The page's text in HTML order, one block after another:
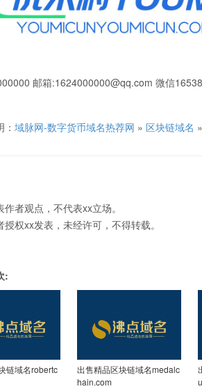
邮箱:1624000000@qq.com 微信
域脉网-数字货币域名热荐网 » 区块链域名 »
者观点，不代表xx立场。
授权xx发表，未经许可，不得转载。
:
链域名robertc
出售精品区块链域名medalc
hain.com